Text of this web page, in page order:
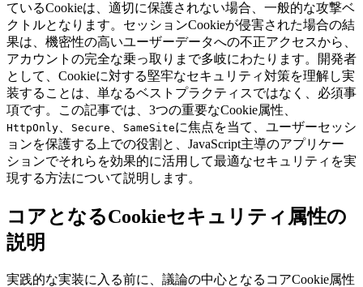
ているCookieは、適切に保護されない場合、一般的な攻撃ベ
クトルとなります。セッションCookieが侵害された場合の結
果は、機密性の高いユーザーデータへの不正アクセスから、
アカウントの完全な乗っ取りまで多岐にわたります。開発者
として、Cookieに対する堅牢なセキュリティ対策を理解し実
装することは、単なるベストプラクティスではなく、必須事
項です。この記事では、3つの重要なCookie属性、
HttpOnly Secure SameSiteに焦点を当て、ユーザーセッシ
ョンを保護する上での役割と、JavaScript主導のアプリケー
ションでそれらを効果的に活用して最適なセキュリティを実
現する方法について説明します。
コアとなるCookieセキュリティ属性の
説明
実践的な実装に入る前に、議論の中心となるコアCookie属性